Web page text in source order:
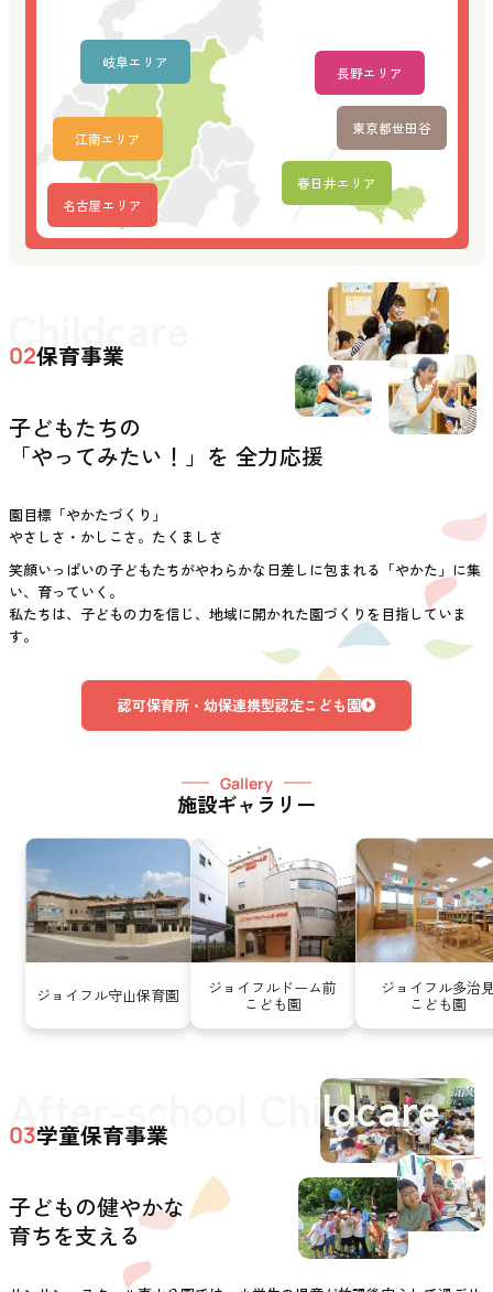
名古屋エリア
江南エリア
春日井エリア
岐阜エリア
長野エリア
東京都世田谷
Childcare
02保育事業
子どもたちの
「やってみたい！」を 全力応援
園目標「やかたづくり」
やさしさ・かしこさ。たくましさ
笑顔いっぱいの子どもたちがやわらかな日差しに包まれる「やかた」に集
い、育っていく。
私たちは、子どもの力を信じ、地域に開かれた園づくりを目指していま
す。
認可保育所・幼保連携型認定こども園
Gallery
施設ギャラリー
ジョイフル守山保育園 ジョイフルドーム前
こども園
ジョイフル多治
こども園
After-school Childcare
03学童保育事業
子どもの健やかな
育ちを支える